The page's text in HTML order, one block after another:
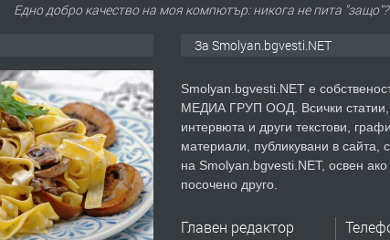
Еднo добро качество на моя компютър: никога не пита
За Smolyan.bgvesti.NET
Smolyan.bgvesti.NET е
МЕДИА ГРУП ООД. Всички статии,
интервюта и други текстови,
материали, публикувани в сайта,
на Smolyan.bgvesti.NET, освен
посочено друго.
Главен редактор